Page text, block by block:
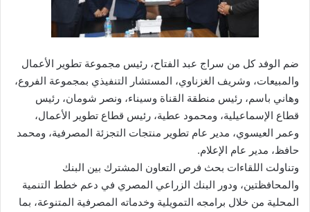
ضم الوفد كل من سراج عبد الفتاح، رئيس مجموعة تطوير الأعمال
والمبيعات، وشريف الغزناوي، المستشار التنفيذي بمجموعة الفروع،
وهاني باسم، رئيس منطقة القناة وسيناء، ونصر شومان، رئيس
قطاع الإسماعيلية، ومحمود عطية، رئيس قطاع تطوير الأعمال،
وعمر العيسوي، مدير عام تطوير منتجات التجزئة المصرفية، ومحمد
حافظ، مدير عام الإعلام.
وتناولت اللقاءات بحث فرص التعاون المشترك بين البنك
والمحافظتين، ودور البنك الزراعي المصري في دعم خطط التنمية
المحلية من خلال برامجه التمويلية وخدماته المصرفية المتنوعة، بما